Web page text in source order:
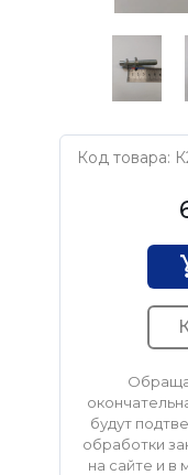
Код товара:
Нет бренда
будут
обработки
на сайте и в